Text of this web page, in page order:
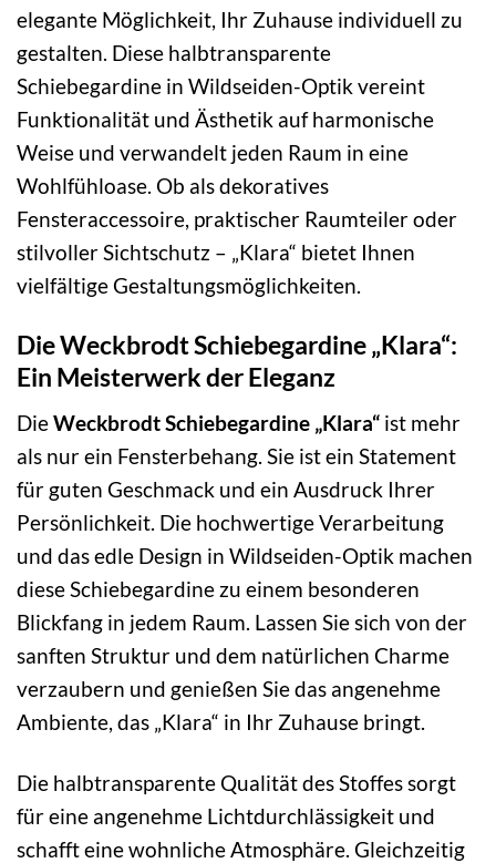
elegante Möglichkeit, Ihr Zuhause individuell zu
gestalten. Diese halbtransparente
Schiebegardine in Wildseiden-Optik vereint
Funktionalität und Ästhetik auf harmonische
Weise und verwandelt jeden Raum in eine
Wohlfühloase. Ob als dekoratives
Fensteraccessoire, praktischer Raumteiler oder
stilvoller Sichtschutz – „Klara“ bietet Ihnen
vielfältige Gestaltungsmöglichkeiten.
Die Weckbrodt Schiebegardine „Klara“:
Ein Meisterwerk der Eleganz
DieWeckbrodt Schiebegardine „Klara“ ist mehr
als nur ein Fensterbehang. Sie ist ein Statement
für guten Geschmack und ein Ausdruck Ihrer
Persönlichkeit. Die hochwertige Verarbeitung
und das edle Design in Wildseiden-Optik machen
diese Schiebegardine zu einem besonderen
Blickfang in jedem Raum. Lassen Sie sich von der
sanften Struktur und dem natürlichen Charme
verzaubern und genießen Sie das angenehme
Ambiente, das „Klara“ in Ihr Zuhause bringt.
Die halbtransparente Qualität des Stoffes sorgt
für eine angenehme Lichtdurchlässigkeit und
schafft eine wohnliche Atmosphäre. Gleichzeitig